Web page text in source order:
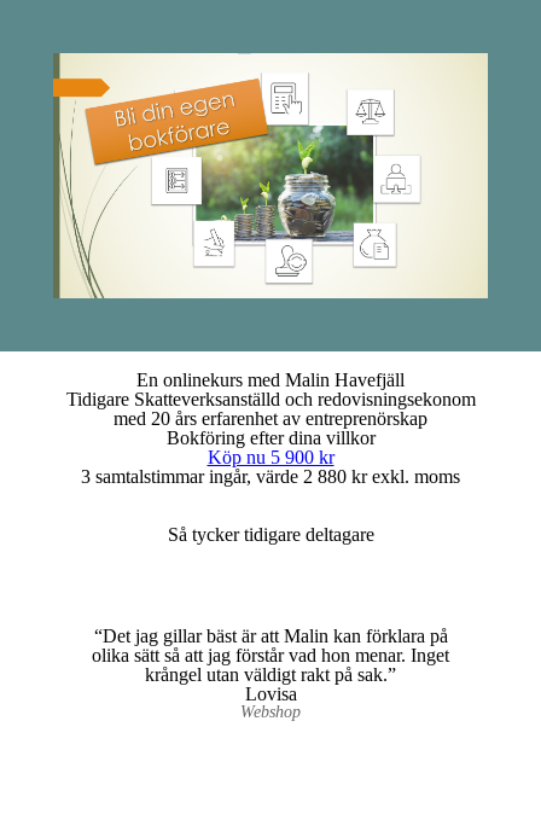
En onlinekurs med Malin Havefjäll
Tidigare Skatteverksanställd och redovisningsekonom
med 20 års erfarenhet av entreprenörskap
Bokföring efter dina villkor
Köp nu 5 900 kr
3 samtalstimmar ingår, värde 2 880 kr exkl. moms
Så tycker tidigare deltagare
“Det jag gillar bäst är att Malin kan förklara på
olika sätt så att jag förstår vad hon menar. Inget
krångel utan väldigt rakt på sak.”
Lovisa
Webshop